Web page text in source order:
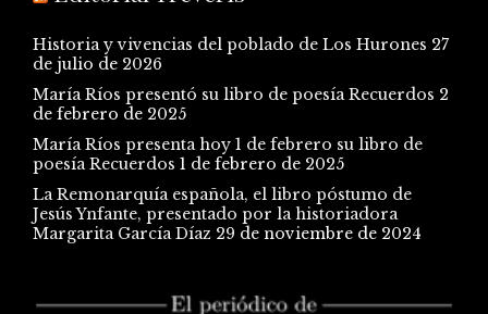
Historia y vivencias del poblado de Los Hurones 27
de julio de 2026
María Ríos presentó su libro de poesía Recuerdos 2
de febrero de 2025
María Ríos presenta hoy 1 de febrero su libro de
poesía Recuerdos 1 de febrero de 2025
La Remonarquía española, el libro póstumo de
Jesús Ynfante, presentado por la historiadora
Margarita García Díaz 29 de noviembre de 2024